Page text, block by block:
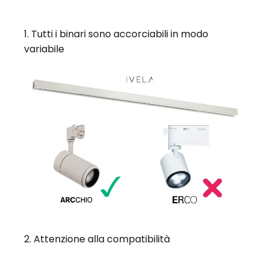
1. Tutti i binari sono accorciabili in modo
variabile
2. Attenzione alla compatibilità